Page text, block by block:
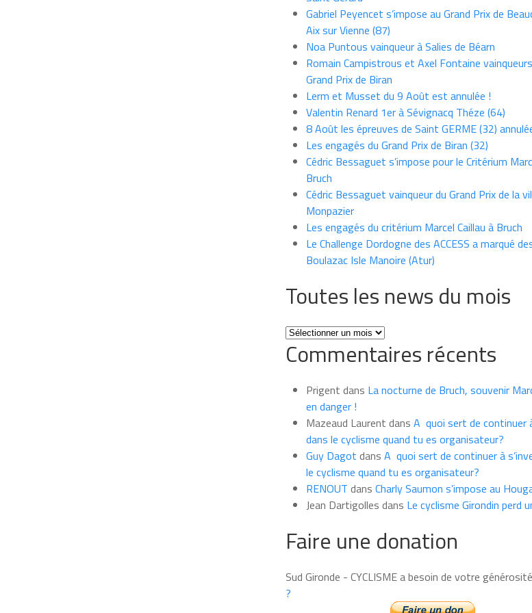
Gabriel Peyencet s’impose au Grand Prix de
Aix sur Vienne (87)
Noa Puntous vainqueur à Salies de Béarn
Romain Campistrous et Axel Fontaine
Grand Prix de Biran
Lerm et Musset du 9 Août est annulée !
Valentin Renard 1er à Sévignacq Théze (64)
8 Août les épreuves de Saint GERME (32)
Les engagés du Grand Prix de Biran (32)
Cédric Bessaguet s’impose pour le Critérium
Bruch
Cédric Bessaguet vainqueur du Grand Prix de la
Monpazier
Les engagés du critérium Marcel Caillau à Bruch
Le Challenge Dordogne des ACCESS a marqué
Boulazac Isle Manoire (Atur)
Toutes les news du mois
Toutes
les
news
mois
Commentaires récents
Prigent dans La nocturne de Bruch, souvenir
en danger !
Mazeaud Laurent dans A quoi sert de continuer
dans le cyclisme quand tu es organisateur?
Guy Dagot dans A quoi sert de continuer à
le cyclisme quand tu es organisateur?
RENOUT dans Charly Saumon s’impose au
Jean Dartigolles dans Le cyclisme Girondin perd
Faire une donation
Sud Gironde - CYCLISME a besoin de votre
?